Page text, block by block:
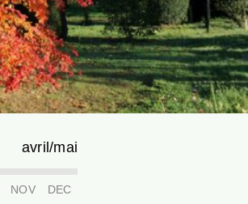
avril/mai
NOV DEC